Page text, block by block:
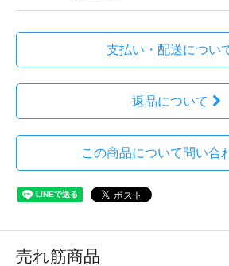
支払い・配送につい
返品について
この商品について問い合
売れ筋商品